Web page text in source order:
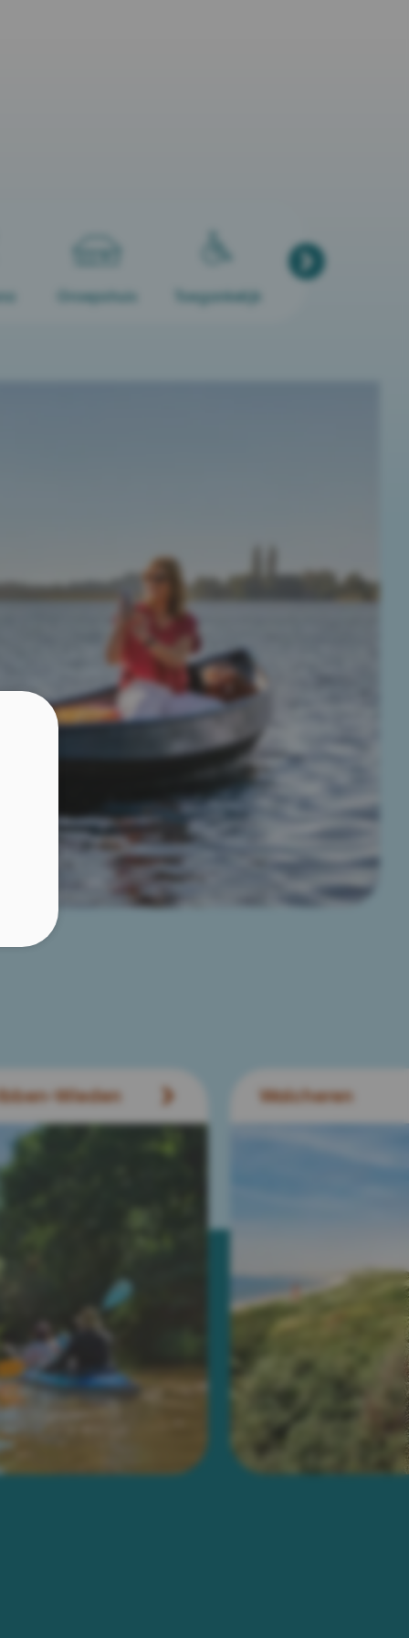
Groepshuis Toegankelijk
Wieden Walcheren